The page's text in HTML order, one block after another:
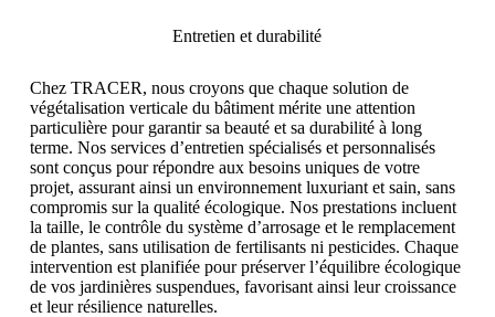
de 234 jardinières suspendues sur la
DÉCOUVRIR TOUTES
NOS RÉALISATIONS
Entretien et durabilité
Chez TRACER, nous croyons que chaque solution de
végétalisation verticale du bâtiment mérite une attention
particulière pour garantir sa beauté et sa durabilité à long
terme. Nos services d’entretien spécialisés et personnalisés
sont conçus pour répondre aux besoins uniques de votre
projet, assurant ainsi un environnement luxuriant et sain, sans
compromis sur la qualité écologique. Nos prestations incluent
la taille, le contrôle du système d’arrosage et le remplacement
de plantes, sans utilisation de fertilisants ni pesticides. Chaque
intervention est planifiée pour préserver l’équilibre écologique
de vos jardinières suspendues, favorisant ainsi leur croissance
et leur résilience naturelles.